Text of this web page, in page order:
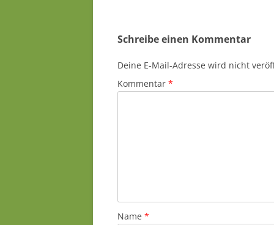
Schreibe einen Kommentar
Deine E-Mail-Adresse wird nicht
Kommentar *
Name *